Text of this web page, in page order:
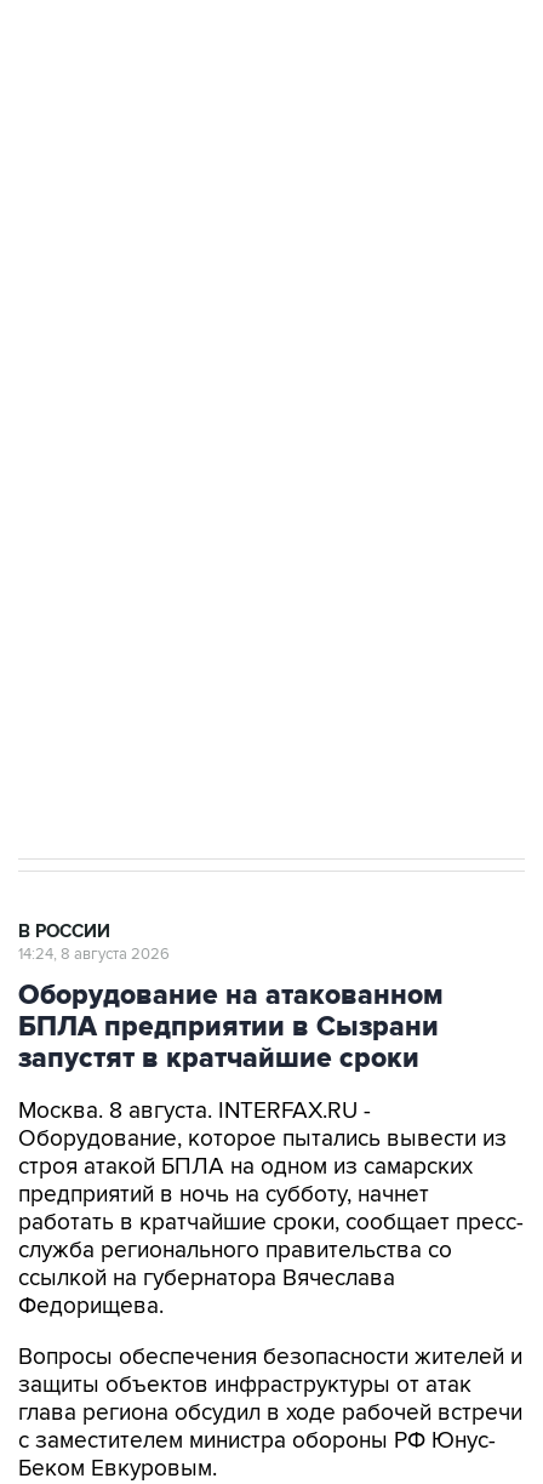
В РОССИИ
14:24, 8 августа 2026
Оборудование на атакованном
БПЛА предприятии в Сызрани
запустят в кратчайшие сроки
Москва. 8 августа. INTERFAX.RU -
Оборудование, которое пытались вывести из
строя атакой БПЛА на одном из самарских
предприятий в ночь на субботу, начнет
работать в кратчайшие сроки, сообщает пресс-
служба регионального правительства со
ссылкой на губернатора Вячеслава
Федорищева.
Вопросы обеспечения безопасности жителей и
защиты объектов инфраструктуры от атак
глава региона обсудил в ходе рабочей встречи
с заместителем министра обороны РФ Юнус-
Беком Евкуровым.